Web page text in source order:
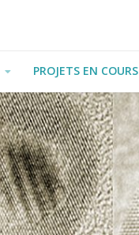
PROJETS EN COURS